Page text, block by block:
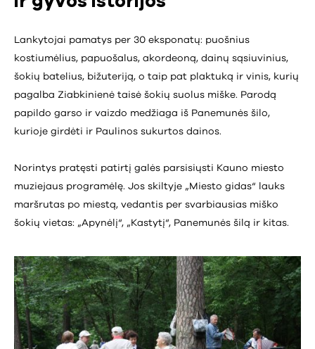
Lankytojai pamatys per 30 eksponatų: puošnius
kostiumėlius, papuošalus, akordeoną, dainų sąsiuvinius,
šokių batelius, bižuteriją, o taip pat plaktuką ir vinis, kurių
pagalba Ziabkinienė taisė šokių suolus miške. Parodą
papildo garso ir vaizdo medžiaga iš Panemunės šilo,
kurioje girdėti ir Paulinos sukurtos dainos.
Norintys pratęsti patirtį galės parsisiųsti Kauno miesto
muziejaus programėlę. Jos skiltyje „Miesto gidas“ lauks
maršrutas po miestą, vedantis per svarbiausias miško
šokių vietas: „Apynėlį“, „Kastytį“, Panemunės šilą ir kitas.